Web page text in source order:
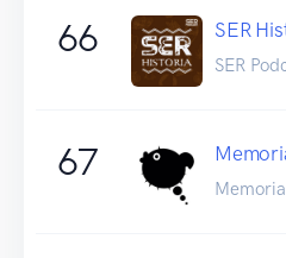
66 SER
SER
67